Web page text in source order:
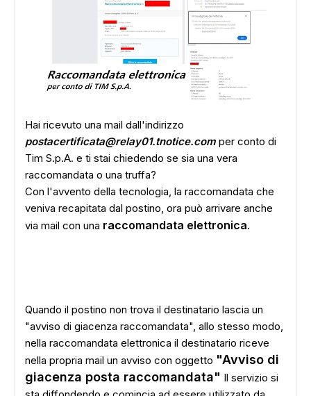
Hai ricevuto una mail dall'indirizzo
postacertificata@relay01.tnotice.com per conto di
Tim S.p.A. e ti stai chiedendo se sia una vera
raccomandata o una truffa?
Con l'avvento della tecnologia, la raccomandata che
veniva recapitata dal postino, ora può arrivare anche
via mail con una raccomandata elettronica.
Quando il postino non trova il destinatario lascia un
"avviso di giacenza raccomandata", allo stesso modo,
nella raccomandata elettronica il destinatario riceve
nella propria mail un avviso con oggetto "Avviso di
giacenza posta raccomandata" Il servizio si